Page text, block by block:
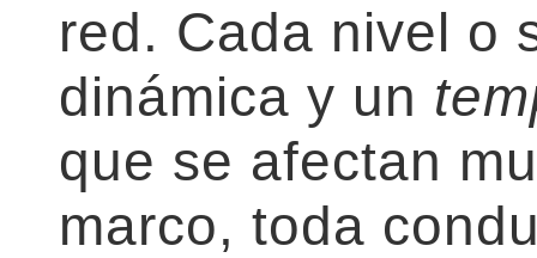
red. Cada nivel o
dinámica y un
que se afectan
marco, toda